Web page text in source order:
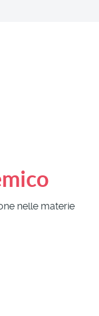
nelle materie